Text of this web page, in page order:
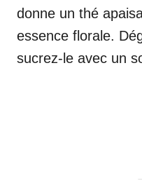
donne un thé
essence florale.
sucrez-le avec un